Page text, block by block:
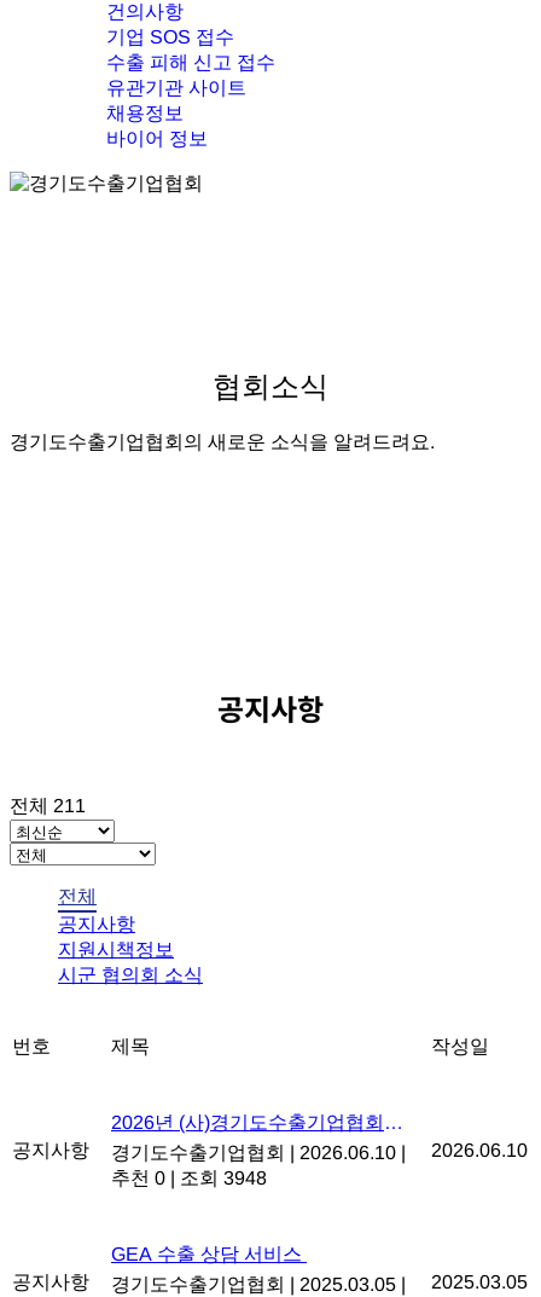
건의사항
기업 SOS 접수
수출 피해 신고 접수
유관기관 사이트
채용정보
바이어 정보
협회소식
경기도수출기업협회의 새로운 소식을 알려드려요.
공지사항
전체 211
전체
공지사항
지원시책정보
시군 협의회 소식
번호 제목 작성일
공지사항
2026년 (사)경기도수출기업협회
정회원 가입 안내
경기도수출기업협회 | 2026.06.10 |
추천 0 | 조회 3948
2026.06.10
공지사항
GEA 수출 상담 서비스
경기도수출기업협회 | 2025.03.05 |
2025.03.05